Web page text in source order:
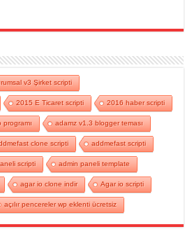
v3 Şirket scripti
2015 E Ticaret scripti 2016 haber scripti
programı adamz v1.3 blogger teması
clone scripti addmefast scripti
scripti admin paneli template
agar io clone indir Agar io scripti
açılır pencereler wp eklenti ücretsiz